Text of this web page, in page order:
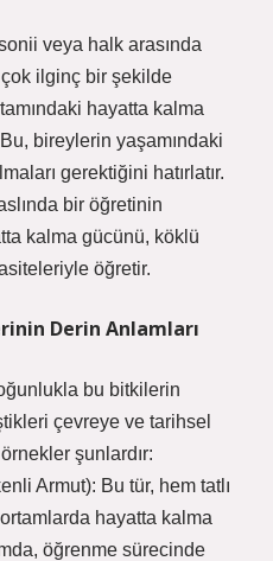
veya halk arasında
çok ilginç bir şekilde
hayatta kalma
bireylerin yaşamındaki
gerektiğini hatırlatır.
bir öğretinin
kalma gücünü, köklü
öğretir.
Derin Anlamları
bu bitkilerin
çevreye ve tarihsel
şunlardır:
Armut): Bu tür, hem tatlı
hayatta kalma
öğrenme sürecinde